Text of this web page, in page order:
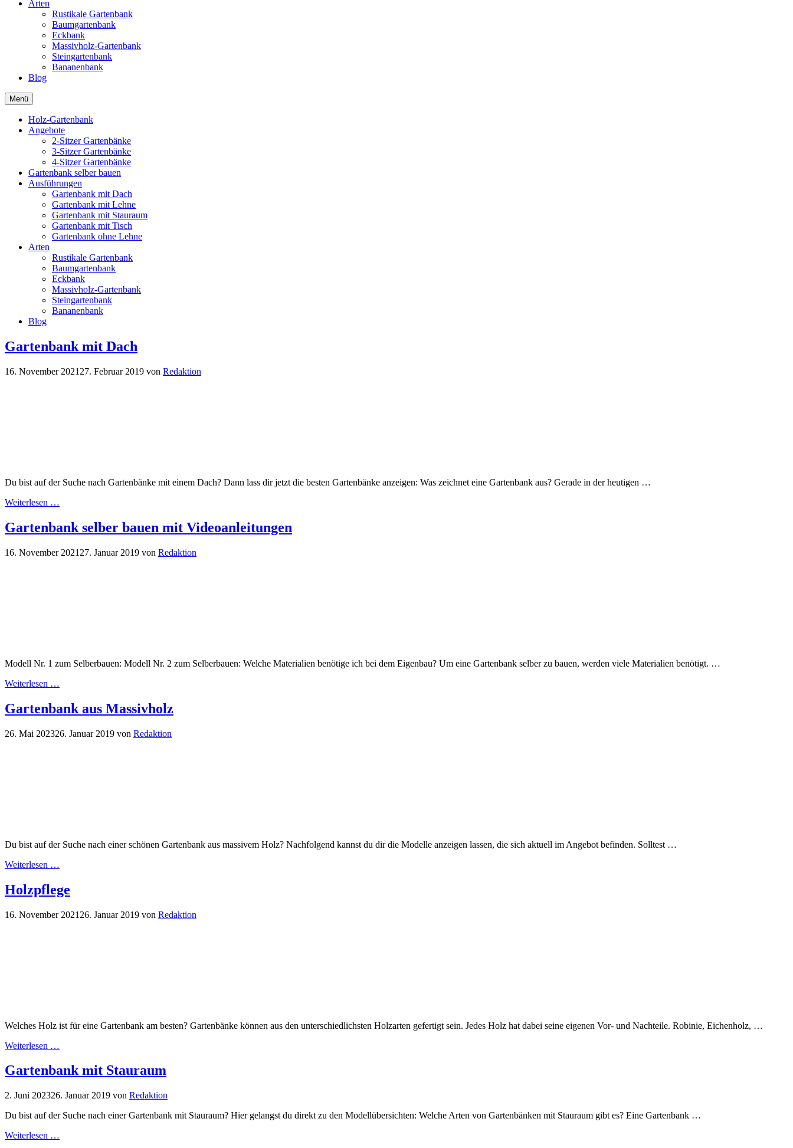
Arten
Rustikale Gartenbank
Baumgartenbank
Eckbank
Massivholz-Gartenbank
Steingartenbank
Bananenbank
Blog
Menü
Holz-Gartenbank
Angebote
2-Sitzer Gartenbänke
3-Sitzer Gartenbänke
4-Sitzer Gartenbänke
Gartenbank selber bauen
Ausführungen
Gartenbank mit Dach
Gartenbank mit Lehne
Gartenbank mit Stauraum
Gartenbank mit Tisch
Gartenbank ohne Lehne
Arten
Rustikale Gartenbank
Baumgartenbank
Eckbank
Massivholz-Gartenbank
Steingartenbank
Bananenbank
Blog
Gartenbank mit Dach
16. November 2021 27. Februar 2019 von Redaktion
Du bist auf der Suche nach Gartenbänke mit einem Dach? Dann lass dir jetzt die besten Gartenbänke anzeigen: Was zeichnet eine Gartenbank aus? Gerade in der heutigen …
Weiterlesen …
Gartenbank selber bauen mit Videoanleitungen
16. November 2021 27. Januar 2019 von Redaktion
Modell Nr. 1 zum Selberbauen: Modell Nr. 2 zum Selberbauen: Welche Materialien benötige ich bei dem Eigenbau? Um eine Gartenbank selber zu bauen, werden viele Materialien benötigt. …
Weiterlesen …
Gartenbank aus Massivholz
26. Mai 202326. Januar 2019 von Redaktion
Du bist auf der Suche nach einer schönen Gartenbank aus massivem Holz? Nachfolgend kannst du dir die Modelle anzeigen lassen, die sich aktuell im Angebot befinden. Solltest …
Weiterlesen …
Holzpflege
16. November 2021 26. Januar 2019 von Redaktion
Welches Holz ist für eine Gartenbank am besten? Gartenbänke können aus den unterschiedlichsten Holzarten gefertigt sein. Jedes Holz hat dabei seine eigenen Vor- und Nachteile. Robinie, Eichenholz, …
Weiterlesen …
Gartenbank mit Stauraum
2. Juni 202326. Januar 2019 von Redaktion
Du bist auf der Suche nach einer Gartenbank mit Stauraum? Hier gelangst du direkt zu den Modellübersichten: Welche Arten von Gartenbänken mit Stauraum gibt es? Eine Gartenbank …
Weiterlesen …